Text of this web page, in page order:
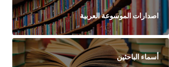
اصدارات الموسوعة العربية
أسماء الباحثين